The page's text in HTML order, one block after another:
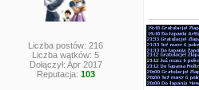
Liczba postów: 216
Liczba wątków: 5
Dołączył: Apr 2017
Reputacja: 103